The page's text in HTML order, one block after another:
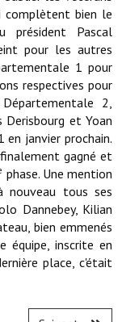
complètent bien le
président Pascal
pour les autres
1 pour
respectives pour
2,
et Yoan
janvier prochain.
gagné et
phase. Une mention
nouveau tous ses
Dannebey, Kilian
bien emmenés
équipe, inscrite en
place, c'était